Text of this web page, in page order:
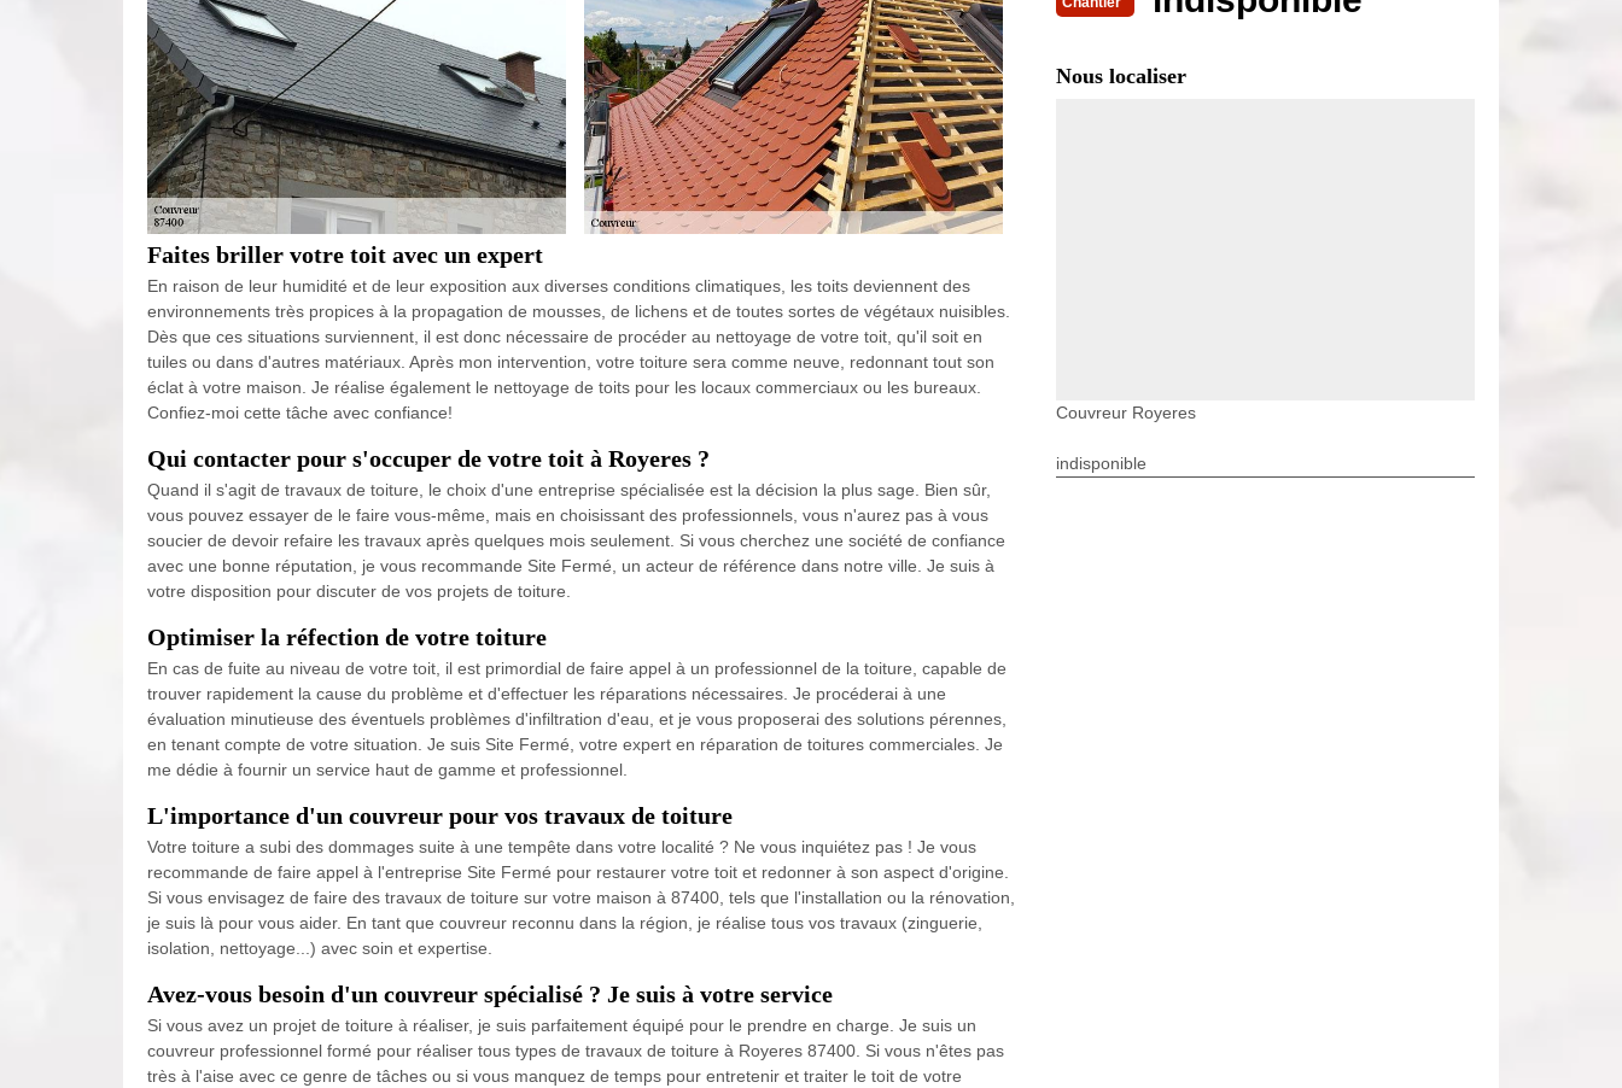
Faites briller votre toit avec un expert
En raison de leur humidité et de leur exposition aux diverses conditions climatiques, les toits deviennent des
environnements très propices à la propagation de mousses, de lichens et de toutes sortes de végétaux nuisibles.
Dès que ces situations surviennent, il est donc nécessaire de procéder au nettoyage de votre toit, qu'il soit en
tuiles ou dans d'autres matériaux. Après mon intervention, votre toiture sera comme neuve, redonnant tout son
éclat à votre maison. Je réalise également le nettoyage de toits pour les locaux commerciaux ou les bureaux.
Confiez-moi cette tâche avec confiance!
Qui contacter pour s'occuper de votre toit à Royeres ?
Quand il s'agit de travaux de toiture, le choix d'une entreprise spécialisée est la décision la plus sage. Bien sûr,
vous pouvez essayer de le faire vous-même, mais en choisissant des professionnels, vous n'aurez pas à vous
soucier de devoir refaire les travaux après quelques mois seulement. Si vous cherchez une société de confiance
avec une bonne réputation, je vous recommande Site Fermé, un acteur de référence dans notre ville. Je suis à
votre disposition pour discuter de vos projets de toiture.
Optimiser la réfection de votre toiture
En cas de fuite au niveau de votre toit, il est primordial de faire appel à un professionnel de la toiture, capable de
trouver rapidement la cause du problème et d'effectuer les réparations nécessaires. Je procéderai à une
évaluation minutieuse des éventuels problèmes d'infiltration d'eau, et je vous proposerai des solutions pérennes,
en tenant compte de votre situation. Je suis Site Fermé, votre expert en réparation de toitures commerciales. Je
me dédie à fournir un service haut de gamme et professionnel.
L'importance d'un couvreur pour vos travaux de toiture
Votre toiture a subi des dommages suite à une tempête dans votre localité ? Ne vous inquiétez pas ! Je vous
recommande de faire appel à l'entreprise Site Fermé pour restaurer votre toit et redonner à son aspect d'origine.
Si vous envisagez de faire des travaux de toiture sur votre maison à 87400, tels que l'installation ou la rénovation,
je suis là pour vous aider. En tant que couvreur reconnu dans la région, je réalise tous vos travaux (zinguerie,
isolation, nettoyage...) avec soin et expertise.
Avez-vous besoin d'un couvreur spécialisé ? Je suis à votre service
Si vous avez un projet de toiture à réaliser, je suis parfaitement équipé pour le prendre en charge. Je suis un
couvreur professionnel formé pour réaliser tous types de travaux de toiture à Royeres 87400. Si vous n'êtes pas
très à l'aise avec ce genre de tâches ou si vous manquez de temps pour entretenir et traiter le toit de votre
Nous localiser
Couvreur Royeres
indisponible